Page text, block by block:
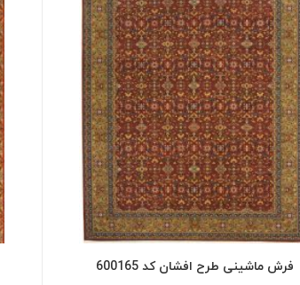
فرش ماشینی طرح افشان کد 600165